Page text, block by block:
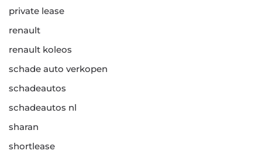
private lease
renault
renault koleos
schade auto verkopen
schadeautos
schadeautos nl
sharan
shortlease